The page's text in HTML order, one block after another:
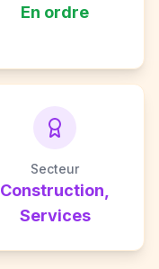
En ordre
Secteur
Construction,
Services